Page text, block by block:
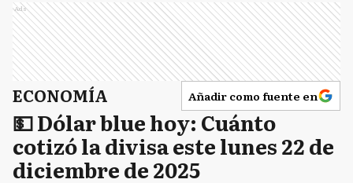
Ads
ECONOMÍA Añadir como fuente en
💵 Dólar blue hoy: Cuánto
cotizó la divisa este lunes 22 de
diciembre de 2025